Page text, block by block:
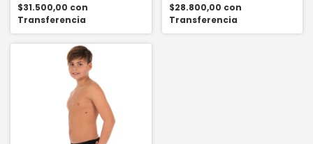
$31.500,00 con
Transferencia
$28.800,00 con
Transferencia